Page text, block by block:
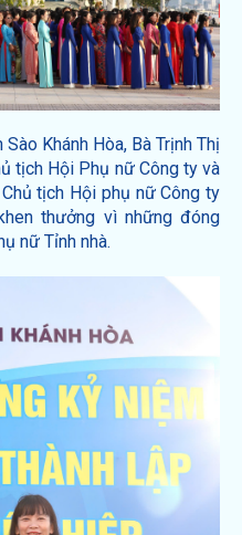
Khánh Hòa, Bà Trịnh Thị
tịch Hội Phụ nữ Công ty và
tịch Hội phụ nữ Công ty
thưởng vì những đóng
nữ Tỉnh nhà.